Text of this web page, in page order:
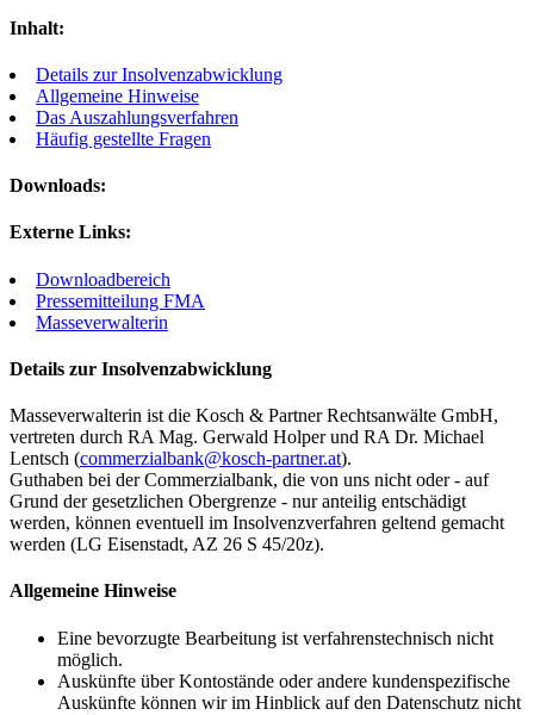
Inhalt:
Details zur Insolvenzabwicklung
Allgemeine Hinweise
Das Auszahlungsverfahren
Häufig gestellte Fragen
Downloads:
Externe Links:
Downloadbereich
Pressemitteilung FMA
Masseverwalterin
Details zur Insolvenzabwicklung
Masseverwalterin ist die Kosch & Partner Rechtsanwälte GmbH,
vertreten durch RA Mag. Gerwald Holper und RA Dr. Michael
Lentsch (commerzialbank@kosch-partner.at).
Guthaben bei der Commerzialbank, die von uns nicht oder - auf
Grund der gesetzlichen Obergrenze - nur anteilig entschädigt
werden, können eventuell im Insolvenzverfahren geltend gemacht
werden (LG Eisenstadt, AZ 26 S 45/20z).
Allgemeine Hinweise
Eine bevorzugte Bearbeitung ist verfahrenstechnisch nicht
möglich.
Auskünfte über Kontostände oder andere kundenspezifische
Auskünfte können wir im Hinblick auf den Datenschutz nicht